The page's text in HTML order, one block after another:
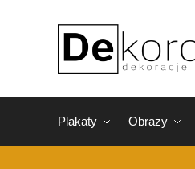
Plakaty Obrazy